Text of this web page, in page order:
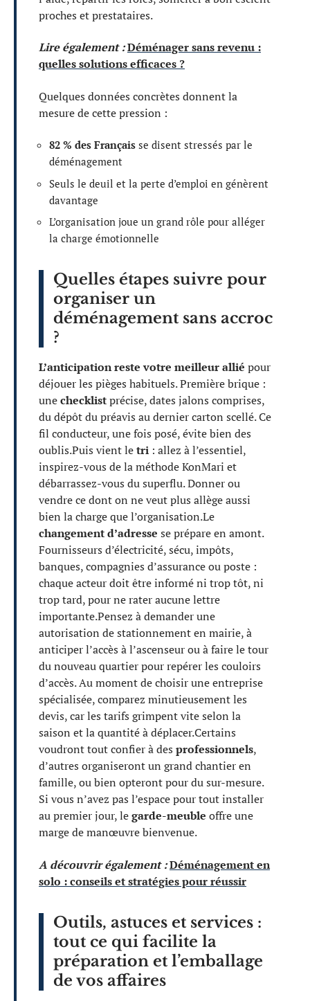
proches et prestataires.
Lire également :Déménager sans revenu :
quelles solutions efficaces ?
Quelques données concrètes donnent la
mesure de cette pression :
82 % des Français se disent stressés par le
déménagement
Seuls le deuil et la perte d’emploi en génèrent
davantage
L’organisation joue un grand rôle pour alléger
la charge émotionnelle
Quelles étapes suivre pour
organiser un
déménagement sans accroc
?
L’anticipation reste votre meilleur allié pour
déjouer les pièges habituels. Première brique :
unechecklistprécise, dates jalons comprises,
du dépôt du préavis au dernier carton scellé. Ce
fil conducteur, une fois posé, évite bien des
oublis.Puis vient letri : allez à l’essentiel,
inspirez-vous de la méthode KonMari et
débarrassez-vous du superflu. Donner ou
vendre ce dont on ne veut plus allège aussi
bien la charge que l’organisation.Le
changement d’adresse se prépare en amont.
Fournisseurs d’électricité, sécu, impôts,
banques, compagnies d’assurance ou poste :
chaque acteur doit être informé ni trop tôt, ni
trop tard, pour ne rater aucune lettre
importante.Pensez à demander une
autorisation de stationnement en mairie, à
anticiper l’accès à l’ascenseur ou à faire le tour
du nouveau quartier pour repérer les couloirs
d’accès. Au moment de choisir une entreprise
spécialisée, comparez minutieusement les
devis, car les tarifs grimpent vite selon la
saison et la quantité à déplacer.Certains
voudront tout confier à des professionnels,
d’autres organiseront un grand chantier en
famille, ou bien opteront pour du sur-mesure.
Si vous n’avez pas l’espace pour tout installer
au premier jour, legarde-meuble offre une
marge de manœuvre bienvenue.
A découvrir également :Déménagement en
solo : conseils et stratégies pour réussir
Outils, astuces et services :
tout ce qui facilite la
préparation et l’emballage
de vos affaires